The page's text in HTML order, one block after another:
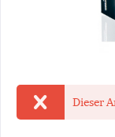
Dieser